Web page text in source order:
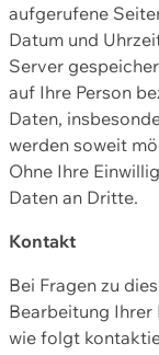
aufgerufene
Datum und
Server
auf Ihre Person
Daten,
werden soweit
Ohne Ihre
Daten an Dritte.
Kontakt
Bei Fragen zu
Bearbeitung Ihrer
wie folgt